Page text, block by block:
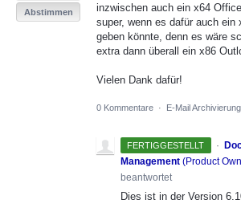
inzwischen auch ein x64
super, wenn es dafür auch ein
geben könnte, denn es wäre
extra dann überall ein x86
Vielen Dank dafür!
Abstimmen
0 Kommentare · E-Mail Archivierung
FERTIGGESTELLT ·
Management (Product
beantwortet
Dies ist in der Version